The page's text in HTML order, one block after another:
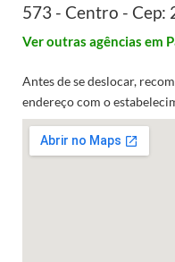
573 - Centro - Cep:
Ver outras agências em
Antes de se deslocar,
endereço com o